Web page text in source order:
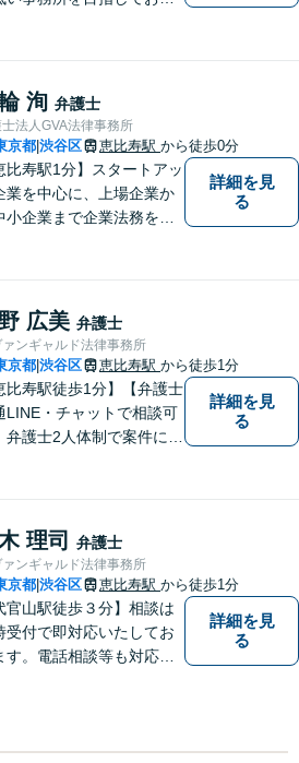
日／夜間／休日対応可
一人で悩まず一緒に問題
決しましょう。お気軽に
談下さい。
洵 弁護士
法人GVA法律事務所
京都 渋谷区 恵比寿駅 から徒歩0分
比寿駅1分】スタートアッ
業を中心に、上場企業か
小企業まで企業法務を幅
生かして、幅広い分野の
課題の解決に対応いたし
。
詳細を見
る
広美 弁護士
ァンギャルド法律事務所
京都 渋谷区 恵比寿駅 から徒歩1分
比寿駅徒歩1分】【弁護士
LINE・チャットで相談可
弁護士2人体制で案件に取
な解決策を提案【年中無
早朝夜間対応可能（要予
】
詳細を見
る
理司 弁護士
ァンギャルド法律事務所
京都 渋谷区 恵比寿駅 から徒歩1分
官山駅徒歩３分】相談は
受付で即対応いたしてお
す。電話相談等も対応可
詳細を見
る